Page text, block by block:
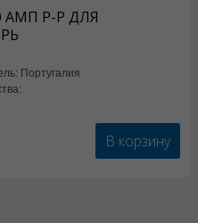
АМП Р-Р ДЛЯ
Португалия
В корзину